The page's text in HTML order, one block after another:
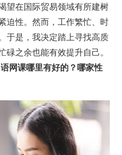
望在国际贸易领域有所建树
迫性。然而，工作繁忙、时
于是，我决定踏上寻找高质
之余也能有效提升自己。
网课哪里有好的？哪家性